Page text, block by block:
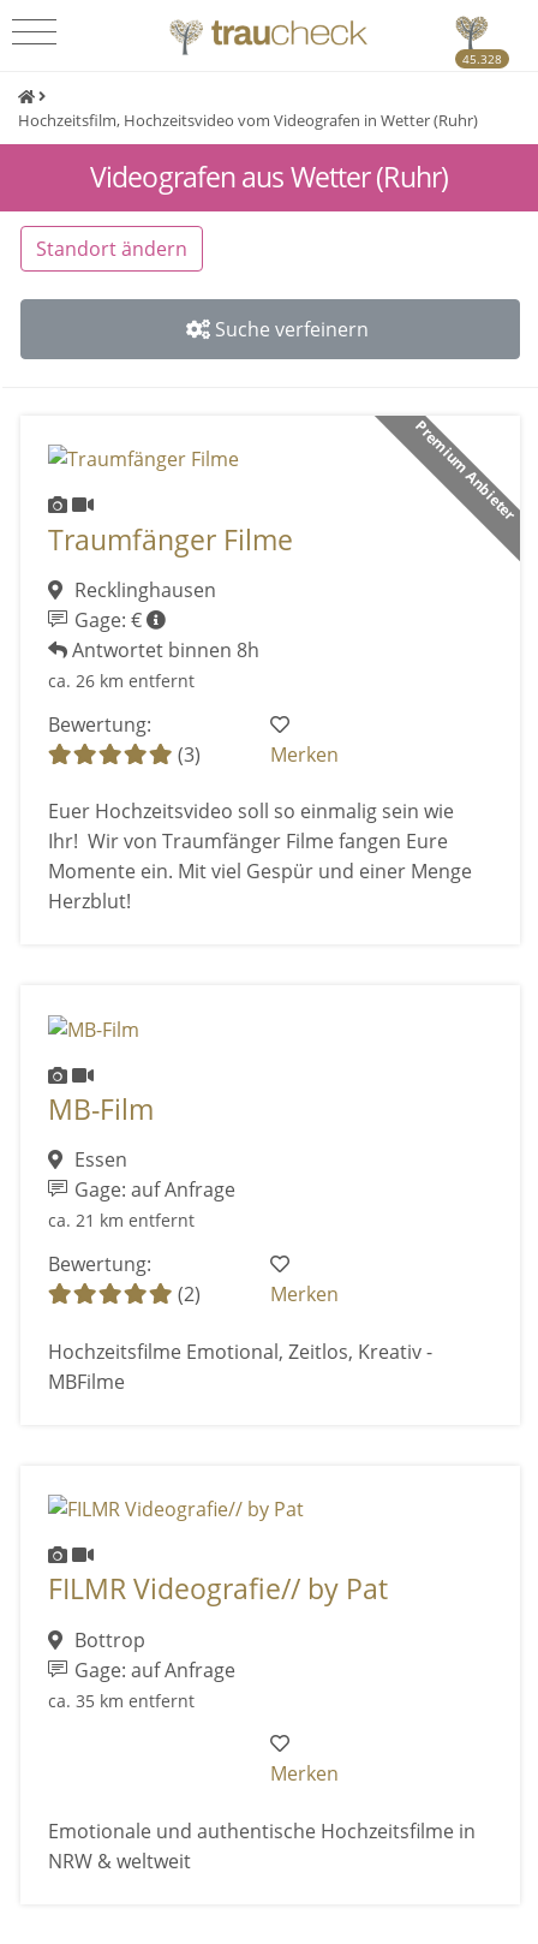
45.328
Hochzeitsfilm, Hochzeitsvideo vom Videografen in Wetter (Ruhr)
Videografen aus Wetter (Ruhr)
Standort ändern
Suche verfeinern
Premium Anbieter
Traumfänger Filme
Recklinghausen
Gage: €
Antwortet binnen 8h
ca. 26 km entfernt
Bewertung:
(3)
Merken
Euer Hochzeitsvideo soll so einmalig sein wie
Ihr! Wir von Traumfänger Filme fangen Eure
Momente ein. Mit viel Gespür und einer Menge
Herzblut!
MB-Film
Essen
Gage: auf Anfrage
ca. 21 km entfernt
Bewertung:
(2)
Merken
Hochzeitsfilme Emotional, Zeitlos, Kreativ -
MBFilme
FILMR Videografie// by Pat
Bottrop
Gage: auf Anfrage
ca. 35 km entfernt
Merken
Emotionale und authentische Hochzeitsfilme in
NRW & weltweit